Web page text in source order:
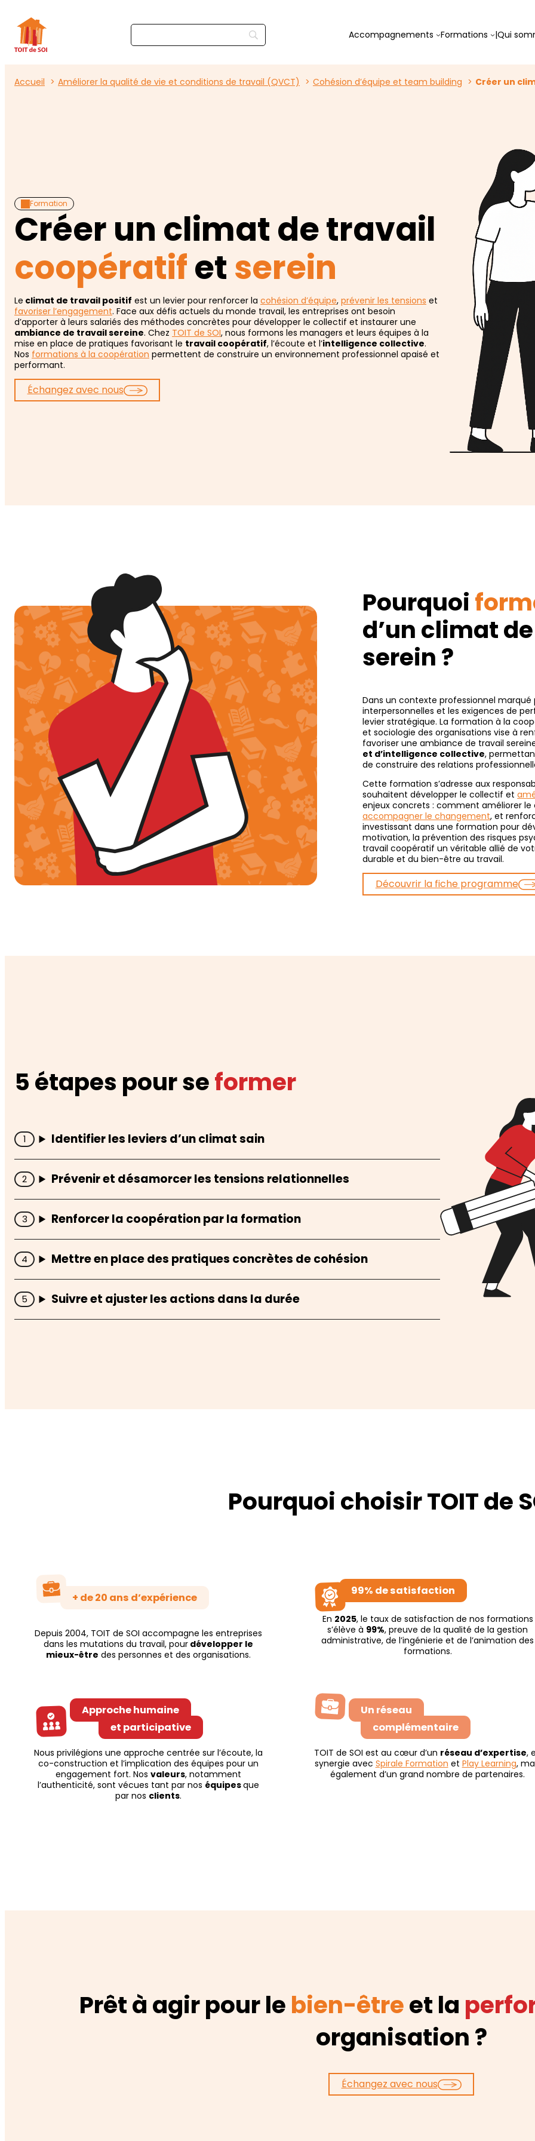
Accompagnements Formations |Qui
Accueil Améliorer la qualité de vie et conditions de travail (QVCT) Cohésion d’équipe et team building Créer un
Formation
Créer un climat de travail
coopératifetserein
Le climat de travail positif est un levier pour renforcer la cohésion d’équipe, prévenir les tensions et
favoriser l’engagement. Face aux défis actuels du monde travail, les entreprises ont besoin
d’apporter à leurs salariés des méthodes concrètes pour développer le collectif et instaurer une
ambiance de travail sereine. Chez TOIT de SOI, nous formons les managers et leurs équipes à la
mise en place de pratiques favorisant le travail coopératif, l’écoute et l’intelligence collective.
Nos formations à la coopération permettent de construire un environnement professionnel apaisé et
performant.
Échangez avec nous
Pourquoi
d’un climat
serein ?
Dans un contexte professionnel
interpersonnelles et les exigences de
levier stratégique. La formation à la
et sociologie des organisations vise à
favoriser une ambiance de travail
et d’intelligence collective,
de construire des relations
Cette formation s’adresse aux
souhaitent développer le collectif et
enjeux concrets : comment améliorer
accompagner le changement, et
investissant dans une formation pour
motivation, la prévention des risques
travail coopératif un véritable allié de
durable et du bien-être au travail.
Découvrir la fiche programme
5 étapes pour seformer
Identifier les leviers d’un climat sain
Prévenir et désamorcer les tensions relationnelles
Renforcer la coopération par la formation
Mettre en place des pratiques concrètes de cohésion
Suivre et ajuster les actions dans la durée
Pourquoi choisir TOIT de
+ de 20 ans d’expérience
Depuis 2004, TOIT de SOI accompagne les entreprises
dans les mutations du travail, pour développer le
mieux-être des personnes et des organisations.
99% de satisfaction
En 2025, le taux de satisfaction de nos formations
s’élève à 99%, preuve de la qualité de la gestion
administrative, de l’ingénierie et de l’animation des
formations.
Approche humaine
et participative
Nous privilégions une approche centrée sur l’écoute, la
co-construction et l’implication des équipes pour un
engagement fort. Nosvaleurs, notamment
l’authenticité, sont vécues tant par nos équipesque
par nos clients.
Un réseau
complémentaire
TOIT de SOI est au cœur d’un réseau d’expertise,
synergie avec Spirale Formation et Play Learning,
également d’un grand nombre de partenaires.
Prêt à agir pour le bien-êtreet la
organisation ?
Échangez avec nous